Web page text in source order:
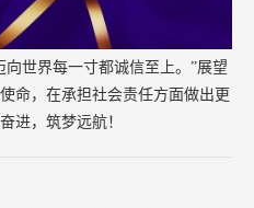
世界每一寸都诚信至上。”展望
命，在承担社会责任方面做出更
进，筑梦远航！